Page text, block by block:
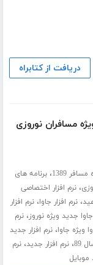
دریافت از کتابراه
مسافران نوروزی
1389 ،برنامه های
،نرم افزار اختصاصی
،نرم افزار جاوا،نرم افزار
جاوا جدید ویژه نوروز،نرم
ویژه جاوا،نرم افزار جدید
89 ،نرم افزار جدید،نرم
موبایل